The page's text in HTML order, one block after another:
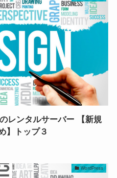
レンタルサーバー 【新規
】トップ３
WordPress